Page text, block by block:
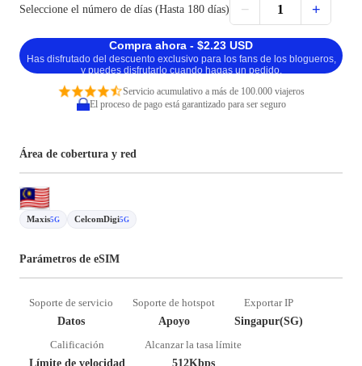
Seleccione el número de días (Hasta 180 días) − 1 +
Compra ahora - $2.23 USD
Has disfrutado del descuento exclusivo para los fans de los blogueros,
y puedes disfrutarlo cuando hagas un pedido.
Servicio acumulativo a más de 100.000 viajeros
El proceso de pago está garantizado para ser seguro
Área de cobertura y red
Maxis5G CelcomDigi5G
Parámetros de eSIM
Soporte de servicio
Datos
Soporte de hotspot
Apoyo
Exportar IP
Singapur(SG)
Calificación
Límite de velocidad
Alcanzar la tasa límite
512Kbps